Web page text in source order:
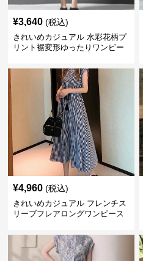
¥3,640 (税込)
きれいめカジュアル 水彩花柄プ
リント裾変形ゆったりワンピー
¥4,960 (税込)
きれいめカジュアル フレンチス
リーブフレアロングワンピース
人ナチュラル ゆったり大きいサ
イズ 夏ワンピ